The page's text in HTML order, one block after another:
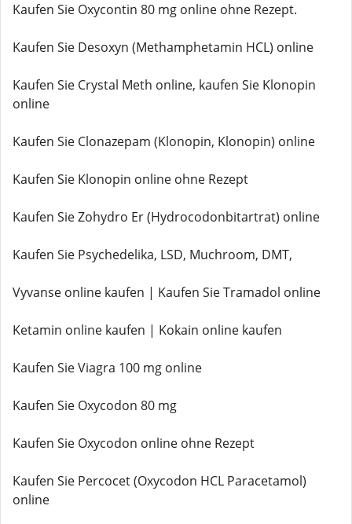
Kaufen Sie Oxycontin 80 mg online ohne Rezept.
Kaufen Sie Desoxyn (Methamphetamin HCL) online
Kaufen Sie Crystal Meth online, kaufen Sie Klonopin
online
Kaufen Sie Clonazepam (Klonopin, Klonopin) online
Kaufen Sie Klonopin online ohne Rezept
Kaufen Sie Zohydro Er (Hydrocodonbitartrat) online
Kaufen Sie Psychedelika, LSD, Muchroom, DMT,
Vyvanse online kaufen | Kaufen Sie Tramadol online
Ketamin online kaufen | Kokain online kaufen
Kaufen Sie Viagra 100 mg online
Kaufen Sie Oxycodon 80 mg
Kaufen Sie Oxycodon online ohne Rezept
Kaufen Sie Percocet (Oxycodon HCL Paracetamol)
online